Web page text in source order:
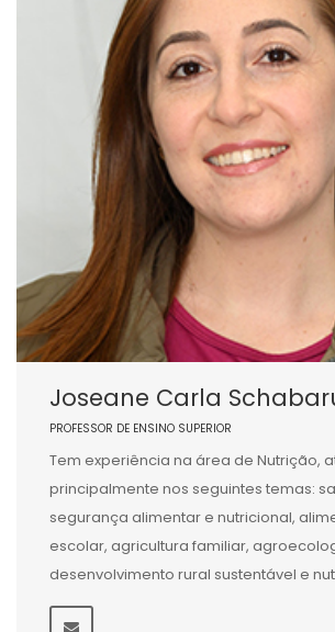
Joseane Carla
PROFESSOR DE ENSINO SUPERIOR
Tem experiência na área de Nutrição,
principalmente nos seguintes temas:
segurança alimentar e nutricional,
escolar, agricultura familiar,
desenvolvimento rural sustentável e